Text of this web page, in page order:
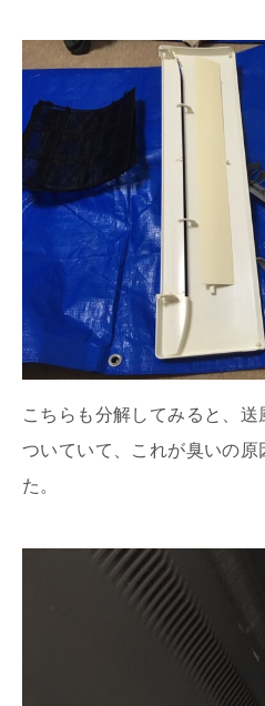
こちらも分解してみると、
ついていて、これが臭いの原
た。